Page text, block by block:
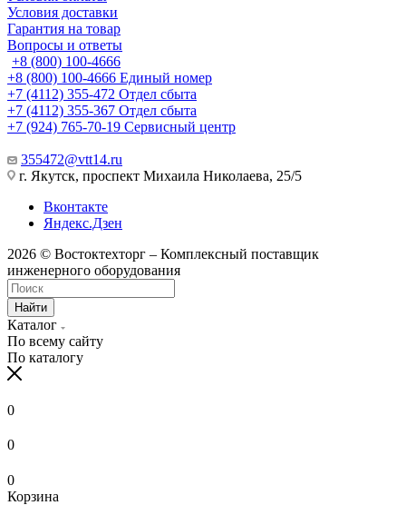
Условия доставки
Гарантия на товар
Вопросы и ответы
+8 (800) 100-4666
+8 (800) 100-4666 Единый номер
+7 (4112) 355-472 Отдел сбыта
+7 (4112) 355-367 Отдел сбыта
+7 (924) 765-70-19 Сервисный центр
355472@vtt14.ru
г. Якутск, проспект Михаила Николаева, 25/5
Вконтакте
Яндекс.Дзен
2026 © Востоктехторг – Комплексный поставщик
инженерного оборудования
Найти
Каталог
По всему сайту
По каталогу
0
0
0
Корзина